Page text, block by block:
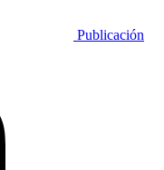
Publicación